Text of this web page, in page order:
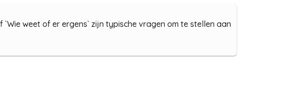
weet of er ergens` zijn typische vragen om te stellen aan